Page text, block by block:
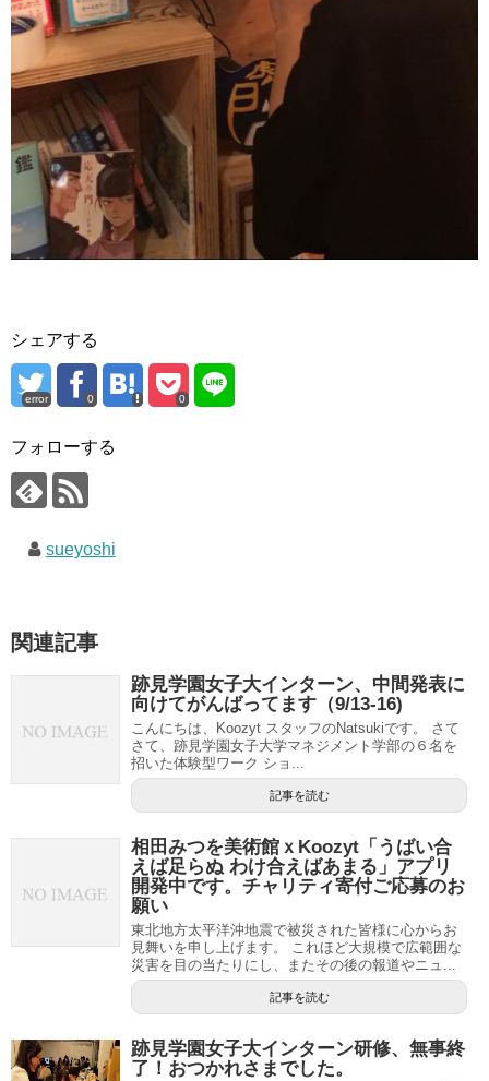
シェアする
error 0 0
フォローする
sueyoshi
関連記事
跡見学園女子大インターン、中間発表に
向けてがんばってます（9/13-16)
こんにちは、Koozyt スタッフのNatsukiです。 さて
さて、跡見学園女子大学マネジメント学部の６名を
招いた体験型ワーク ショ...
記事を読む
相田みつを美術館ｘKoozyt「うばい合
えば足らぬ わけ合えばあまる」アプリ
開発中です。チャリティ寄付ご応募のお
願い
東北地方太平洋沖地震で被災された皆様に心からお
見舞いを申し上げます。 これほど大規模で広範囲な
災害を目の当たりにし、またその後の報道やニュ...
記事を読む
跡見学園女子大インターン研修、無事終
了！おつかれさまでした。